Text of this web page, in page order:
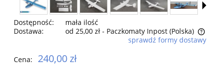
Dostępność:
mała ilość
Dostawa:
od 25,00 zł - Paczkomaty Inpost (Polska)
Cena nie zawiera ewentualnych kosztów płatności
sprawdź formy dostawy
Cena: 240,00 zł